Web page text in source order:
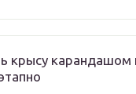
крысу карандашом